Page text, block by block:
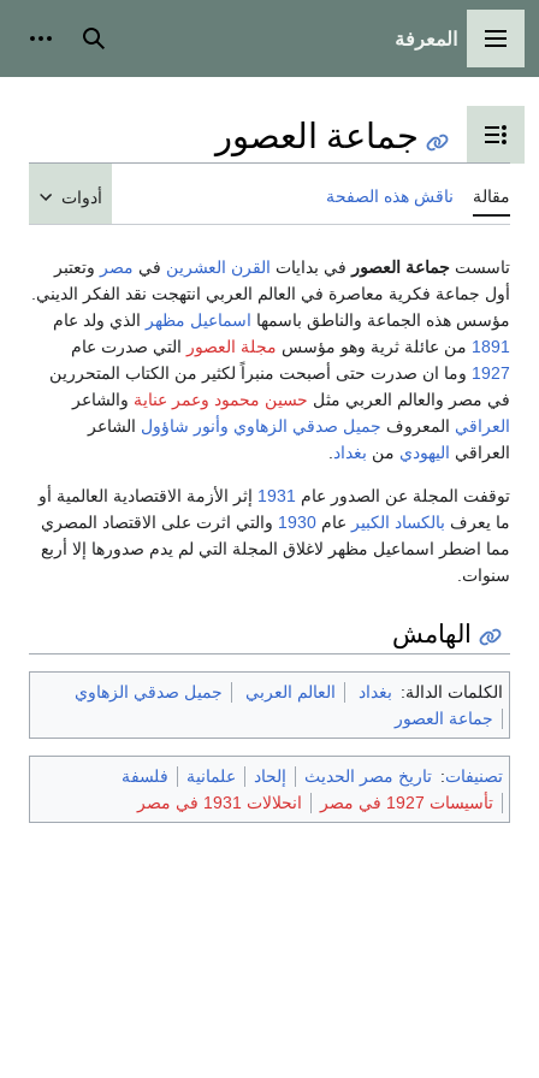
القائمة الرئيسية
المعرفة بحث
تبديل عرض جدول المحتويات
جماعة العصور
مقالة ناقش هذه الصفحة أدوات
تاسست جماعة العصور في بدايات القرن العشرين في مصر وتعتبر
أول جماعة فكرية معاصرة في العالم العربي انتهجت نقد الفكر الديني.
مؤسس هذه الجماعة والناطق باسمها اسماعيل مظهر الذي ولد عام
1891 من عائلة ثرية وهو مؤسس مجلة العصور التي صدرت عام
1927 وما ان صدرت حتى أصبحت منبراً لكثير من الكتاب المتحررين
في مصر والعالم العربي مثل حسين محمود وعمر عناية والشاعر
العراقي المعروف جميل صدقي الزهاوي وأنور شاؤول الشاعر
العراقي اليهودي من بغداد
توقفت المجلة عن الصدور عام 1931 إثر الأزمة الاقتصادية العالمية أو
ما يعرف بالكساد الكبير عام 1930 والتي اثرت على الاقتصاد المصري
مما اضطر اسماعيل مظهر لاغلاق المجلة التي لم يدم صدورها إلا أربع
سنوات.
الهامش
الكلمات الدالة: بغداد العالم العربي
جميل صدقي الزهاوي
جماعة العصور
تصنيفات: تاريخ مصر الحديث إلحاد علمانية
فلسفة
تأسيسات 1927 في مصر
انحلالات 1931 في مصر